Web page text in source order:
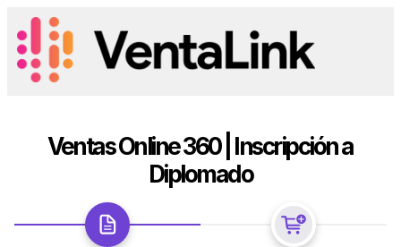
Ventas Online 360 | Inscripción a
Diplomado